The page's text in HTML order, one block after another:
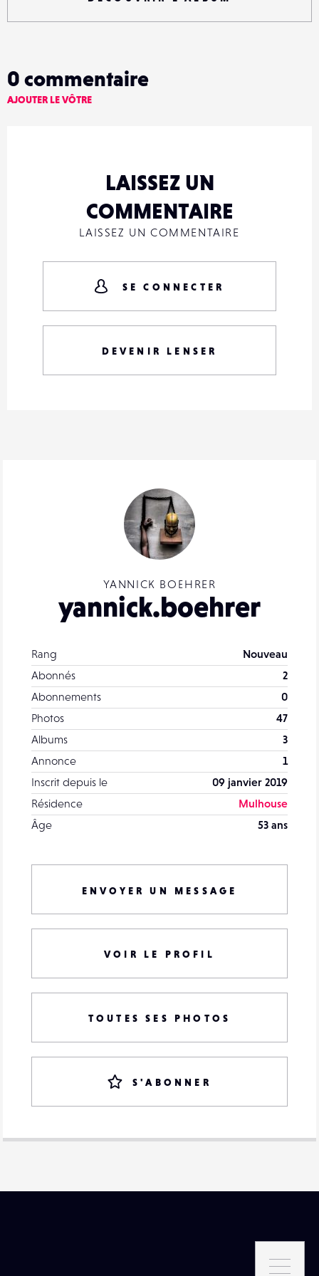
YANNICK BOEHRER
yannick.boehrer
Rang
Nouveau
Abonnés
2
Abonnements
0
Photos
47
Albums
3
Annonce
1
Inscrit depuis le
09 janvier 2019
Résidence
Mulhouse
Âge
53 ans
ENVOYER UN MESSAGE
VOIR LE PROFIL
TOUTES SES PHOTOS
S'ABONNER
0 commentaire
AJOUTER LE VÔTRE
LAISSEZ UN
COMMENTAIRE
LAISSEZ UN COMMENTAIRE
SE CONNECTER
DEVENIR LENSER